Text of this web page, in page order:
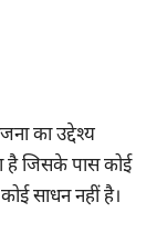
का उद्देश्य
है जिसके पास कोई
साधन नहीं है।